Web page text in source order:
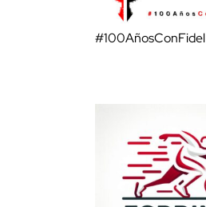
#100AñosConFidel